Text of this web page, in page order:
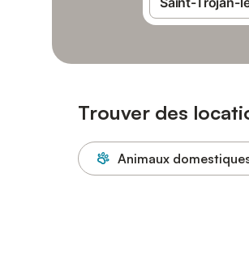
Trouver des
Animaux